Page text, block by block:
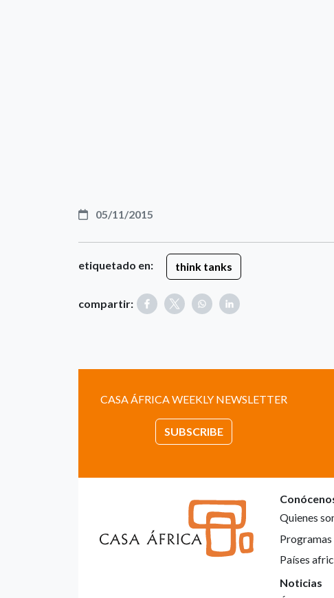
05/11/2015
etiquetado en: think tanks
compartir:
CASA ÁFRICA WEEKLY NEWSLETTER
SUBSCRIBE
Quienes
Países
Noticias